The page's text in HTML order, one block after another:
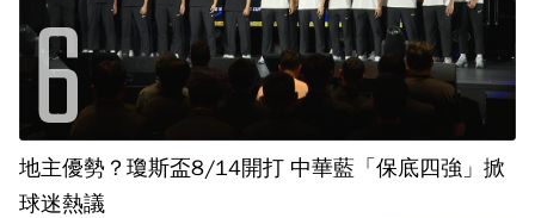
地主優勢？瓊斯盃8/14開打 中華藍「保底四強」掀
球迷熱議